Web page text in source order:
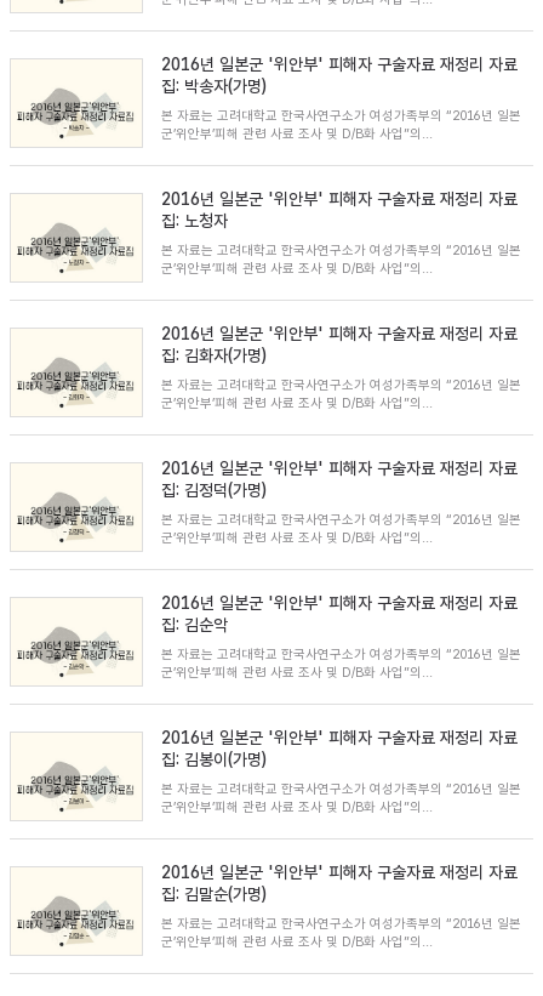
2016년 일본군 '위안부' 피해자 구술자료 재정리 자료
집: 박송자(가명)
본 자료는 고려대학교 한국사연구소가 여성가족부의 “2016년 일본
군’위안부’피해 관련 사료 조사 및 D/B화 사업”의...
2016년 일본군 '위안부' 피해자 구술자료 재정리 자료
집: 노청자
본 자료는 고려대학교 한국사연구소가 여성가족부의 “2016년 일본
군’위안부’피해 관련 사료 조사 및 D/B화 사업”의...
2016년 일본군 '위안부' 피해자 구술자료 재정리 자료
집: 김화자(가명)
본 자료는 고려대학교 한국사연구소가 여성가족부의 “2016년 일본
군’위안부’피해 관련 사료 조사 및 D/B화 사업”의...
2016년 일본군 '위안부' 피해자 구술자료 재정리 자료
집: 김정덕(가명)
본 자료는 고려대학교 한국사연구소가 여성가족부의 “2016년 일본
군’위안부’피해 관련 사료 조사 및 D/B화 사업”의...
2016년 일본군 '위안부' 피해자 구술자료 재정리 자료
집: 김순악
본 자료는 고려대학교 한국사연구소가 여성가족부의 “2016년 일본
군’위안부’피해 관련 사료 조사 및 D/B화 사업”의...
2016년 일본군 '위안부' 피해자 구술자료 재정리 자료
집: 김봉이(가명)
본 자료는 고려대학교 한국사연구소가 여성가족부의 “2016년 일본
군’위안부’피해 관련 사료 조사 및 D/B화 사업”의...
2016년 일본군 '위안부' 피해자 구술자료 재정리 자료
집: 김말순(가명)
본 자료는 고려대학교 한국사연구소가 여성가족부의 “2016년 일본
군’위안부’피해 관련 사료 조사 및 D/B화 사업”의...